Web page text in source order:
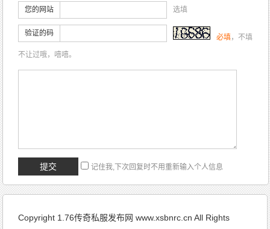
您的网站 选填
验证的码 必填，不填
不让过哦，嘻嘻。
记住我,下次回复时不用重新输入个人信息
Copyright 1.76传奇私服发布网 www.xsbnrc.cn All Rights